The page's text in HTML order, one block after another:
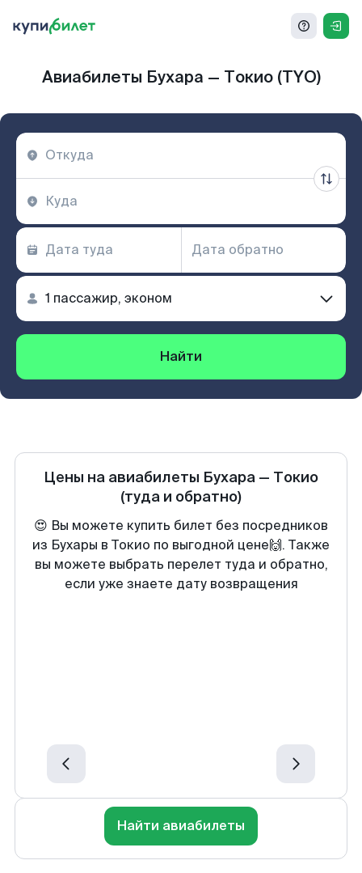
Авиабилеты Бухара — Токио (TYO)
Найти
Цены на авиабилеты Бухара — Токио
(туда и обратно)
😍 Вы можете купить билет без посредников
из Бухары в Токио по выгодной цене🙌. Также
вы можете выбрать перелет туда и обратно,
если уже знаете дату возвращения
Найти авиабилеты